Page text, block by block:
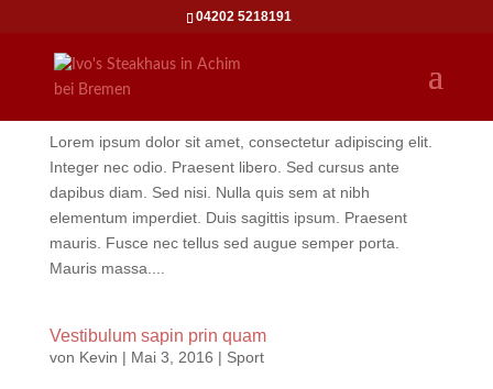
04202 5218191
Sociosqu ad litora torquent
von Kevin|
Lorem ipsum dolor sit amet, consectetur adipiscing elit.
Integer nec odio. Praesent libero. Sed cursus ante
dapibus diam. Sed nisi. Nulla quis sem at nibh
elementum imperdiet. Duis sagittis ipsum. Praesent
mauris. Fusce nec tellus sed augue semper porta.
Mauris massa....
Vestibulum sapin prin quam
von Kevin | Mai 3, 2016 | Sport